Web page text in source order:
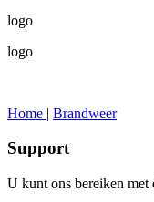
logo
logo
Home | Brandweer
Support
U kunt ons bereiken met